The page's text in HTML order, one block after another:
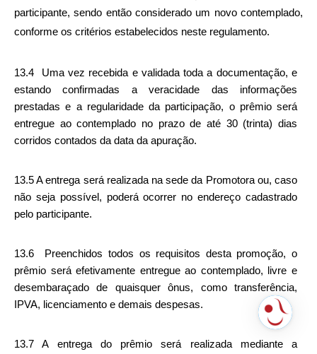
participante, sendo então considerado um novo contemplado,
conforme os critérios estabelecidos neste regulamento.
13.4  Uma vez recebida e validada toda a documentação, e
estando confirmadas a veracidade das informações
prestadas e a regularidade da participação, o prêmio será
entregue ao contemplado no prazo de até 30 (trinta) dias
corridos contados da data da apuração.
13.5 A entrega será realizada na sede da Promotora ou, caso
não seja possível, poderá ocorrer no endereço cadastrado
pelo participante.
13.6  Preenchidos todos os requisitos desta promoção, o
prêmio será efetivamente entregue ao contemplado, livre e
desembaraçado de quaisquer ônus, como transferência,
IPVA, licenciamento e demais despesas.
13.7 A entrega do prêmio será realizada mediante a